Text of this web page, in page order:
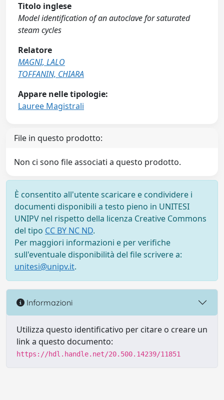
Titolo inglese
Model identification of an autoclave for saturated
steam cycles
Relatore
MAGNI, LALO
TOFFANIN, CHIARA
Appare nelle tipologie:
Lauree Magistrali
File in questo prodotto:
Non ci sono file associati a questo prodotto.
È consentito all'utente scaricare e condividere i
documenti disponibili a testo pieno in UNITESI
UNIPV nel rispetto della licenza Creative Commons
del tipo CC BY NC ND.
Per maggiori informazioni e per verifiche
sull'eventuale disponibilità del file scrivere a:
unitesi@unipv.it.
Informazioni
Utilizza questo identificativo per citare o creare un
link a questo documento:
https://hdl.handle.net/20.500.14239/11851